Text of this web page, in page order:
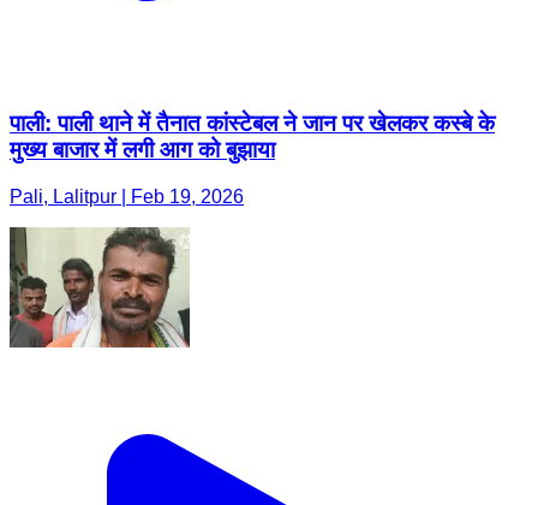
पाली: पाली थाने में तैनात कांस्टेबल ने जान पर खेलकर कस्बे के
मुख्य बाजार में लगी आग को बुझाया
Pali, Lalitpur | Feb 19, 2026